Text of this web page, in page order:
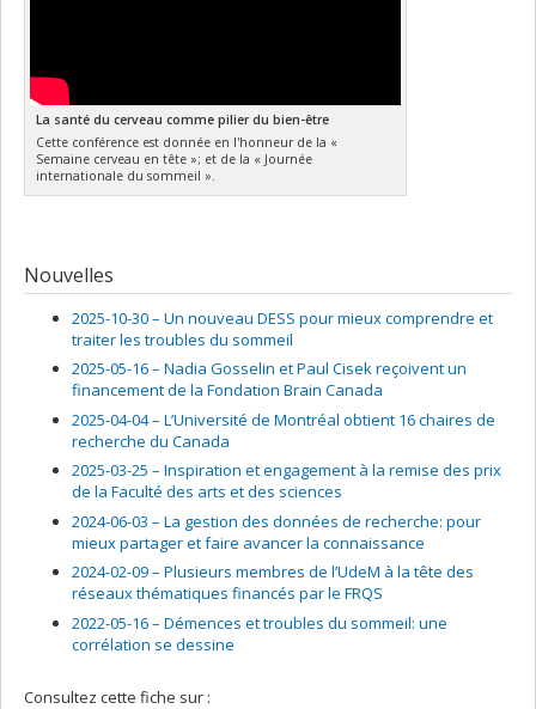
La santé du cerveau comme pilier du bien-être
Cette conférence est donnée en l'honneur de la «
Semaine cerveau en tête »; et de la « Journée
internationale du sommeil ».
Nouvelles
2025-10-30 – Un nouveau DESS pour mieux comprendre et
traiter les troubles du sommeil
2025-05-16 – Nadia Gosselin et Paul Cisek reçoivent un
financement de la Fondation Brain Canada
2025-04-04 – L’Université de Montréal obtient 16 chaires de
recherche du Canada
2025-03-25 – Inspiration et engagement à la remise des prix
de la Faculté des arts et des sciences
2024-06-03 – La gestion des données de recherche: pour
mieux partager et faire avancer la connaissance
2024-02-09 – Plusieurs membres de l’UdeM à la tête des
réseaux thématiques financés par le FRQS
2022-05-16 – Démences et troubles du sommeil: une
corrélation se dessine
Consultez cette fiche sur :